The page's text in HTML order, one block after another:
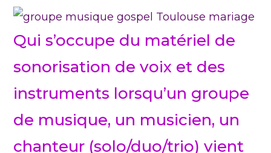
Qui s’occupe du matériel de
sonorisation de voix et des
instruments lorsqu’un groupe
de musique, un musicien, un
chanteur (solo/duo/trio) vient